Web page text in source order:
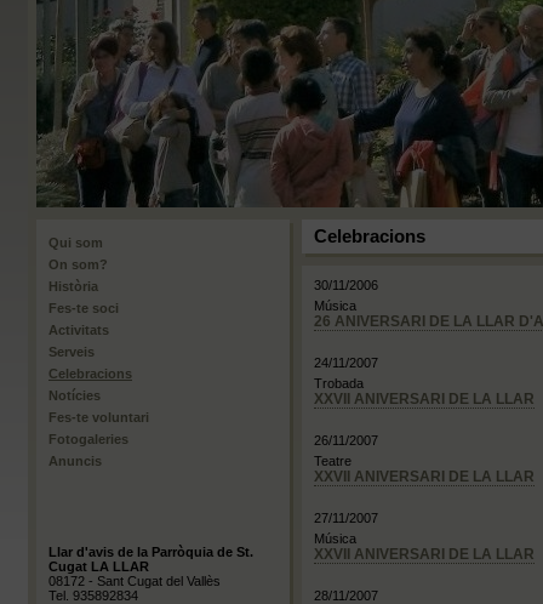
Qui som
On som?
Història
Fes-te soci
Activitats
Serveis
Celebracions
Notícies
Fes-te voluntari
Fotogaleries
Anuncis
Llar d'avis de la Parròquia de St.
Cugat LA LLAR
08172 - Sant Cugat del Vallès
Tel. 935892834
Celebracions
30/11/2006
Música
26 ANIVERSARI DE LA LLAR
24/11/2007
Trobada
XXVII ANIVERSARI DE LA LLAR
26/11/2007
Teatre
XXVII ANIVERSARI DE LA LLAR
27/11/2007
Música
XXVII ANIVERSARI DE LA LLAR
28/11/2007